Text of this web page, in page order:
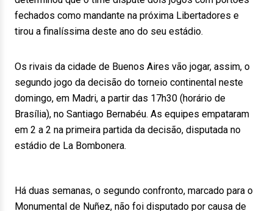
fechados como mandante na próxima Libertadores e
tirou a finalíssima deste ano do seu estádio.
Os rivais da cidade de Buenos Aires vão jogar, assim, o
segundo jogo da decisão do torneio continental neste
domingo, em Madri, a partir das 17h30 (horário de
Brasília), no Santiago Bernabéu. As equipes empataram
em 2 a 2 na primeira partida da decisão, disputada no
estádio de La Bombonera.
Há duas semanas, o segundo confronto, marcado para o
Monumental de Nuñez, não foi disputado por causa de